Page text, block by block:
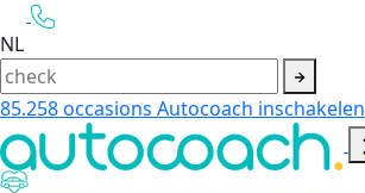
NL
85.258occasions Autocoach inschakelen